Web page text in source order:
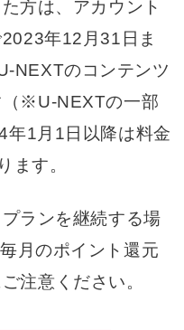
方は、アカウント
年12月31日ま
NEXTのコンテンツ
（※U-NEXTの一部
年1月1日以降は料金
ます。
ランを継続する場
月のポイント還元
注意ください。